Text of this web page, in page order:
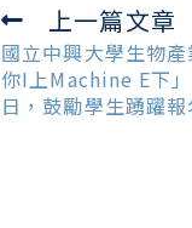
Read
more
articles
上一篇文章
國立中興大學生物
你I上Machine E下
日，鼓勵學生踴躍報